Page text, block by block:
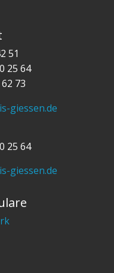
51
25 64
73
giessen.de
25 64
giessen.de